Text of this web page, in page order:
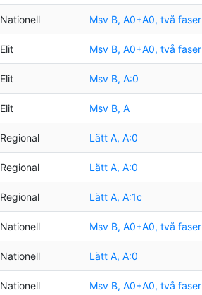
Nationell Msv B, A0+A0, två faser
Elit Msv B, A0+A0, två faser
Elit Msv B, A:0
Elit Msv B, A
Regional Lätt A, A:0
Regional Lätt A, A:0
Regional Lätt A, A:1c
Nationell Msv B, A0+A0, två faser
Nationell Lätt A, A:0
Nationell Msv B, A0+A0, två faser